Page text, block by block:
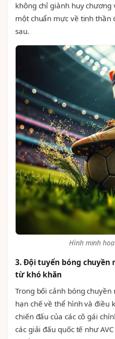
không chỉ giành huy chương
một chuẩn mực về tinh thần
sau.
Hình minh
3. Đội tuyển bóng chuyền
từ khó khăn
Trong bối cảnh bóng
hạn chế về thể hình và điều
chiến đấu của các cô gái
các giải đấu quốc tế như